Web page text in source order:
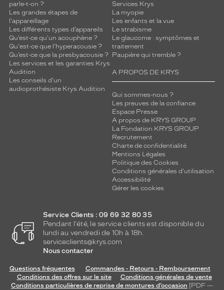
parle-t-on ?
Les grandes étapes de
l'appareillage
Les différents types d’appareils
Qu’est-ce qu'un acouphène ?
Qu'est-ce que l'hyperacousie ?
Qu’est-ce que la presbyacousie ?
Les services et les garanties Krys
Audition
Les conseils d'un
audioprothésiste Krys Audition
Services Krys
La myopie
Les enfants et la vue
Le strabisme
Le glaucome : symptômes et
traitement
Paupière qui tremble ?
A PROPOS DE KRYS
Qui sommes-nous ?
Les preuves de la confiance
Espace Presse
A propos de KRYS GROUP
La Fondation KRYS GROUP
Recrutement
Charte de confidentialité
Mentions Légales
Politique des Cookies
Conditions générales d'utilisation
Accessibilité
Gérer les cookies
Service Clients : 09 69 32 80 35
Pendant l'été, le service clients est disponible du
lundi au vendredi de 10h à 18h.
serviceclients@krys.com
Nous contacter
Questions fréquentes
Commandes - Retours - Remboursement
Conditions des offres sur le site
Conditions générales de vente
Conditions particulières de reprise de montures d’occasion [PDF —